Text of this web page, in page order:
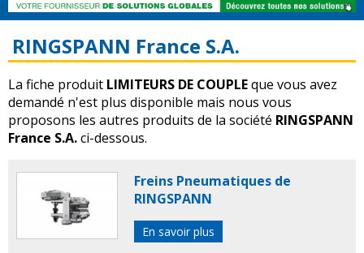
RINGSPANN France S.A.
La fiche produit LIMITEURS DE COUPLEque vous avez
demandé n'est plus disponible mais nous vous
proposons les autres produits de la société RINGSPANN
France S.A.ci-dessous.
Freins Pneumatiques de
RINGSPANN
En savoir plus